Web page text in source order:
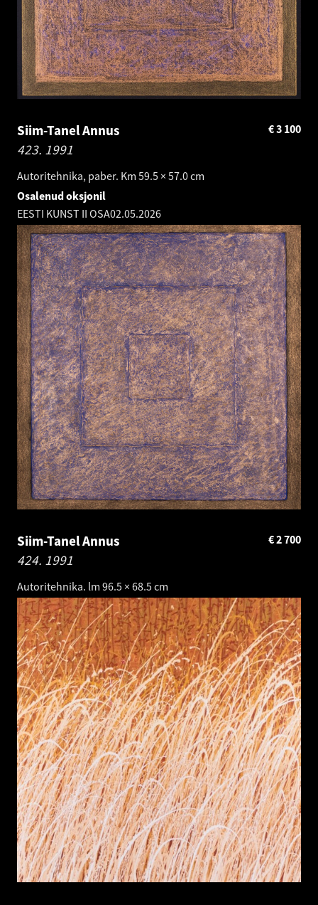
Siim-Tanel Annus
423. 1991
Autoritehnika, paber. Km 59.5 × 57.0 cm
3 100
€
Osalenud oksjonil
EESTI KUNST II OSA02.05.2026
Siim-Tanel Annus
424. 1991
Autoritehnika. lm 96.5 × 68.5 cm
2 700
€